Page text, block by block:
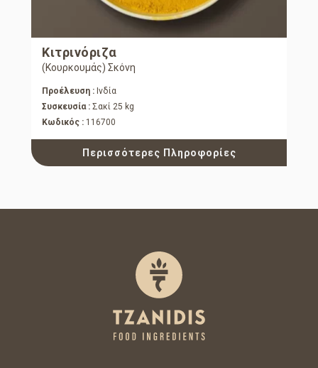
Κιτρινόριζα
(Κουρκουμάς) Σκόνη
Προέλευση : Ινδία
Συσκευσία : Σακί 25 kg
Κωδικός : 116700
Περισσότερες Πληροφορίες